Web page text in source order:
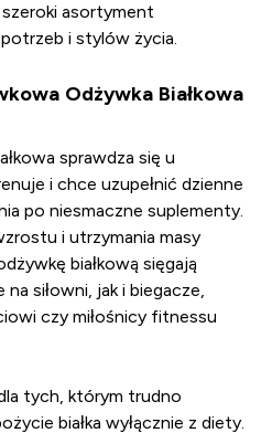
asortyment
i stylów życia.
Odżywka Białkowa
sprawdza się u
i chce uzupełnić dzienne
po niesmaczne suplementy.
i utrzymania masy
białkową sięgają
siłowni, jak i biegacze,
czy miłośnicy fitnessu
tych, którym trudno
białka wyłącznie z diety.